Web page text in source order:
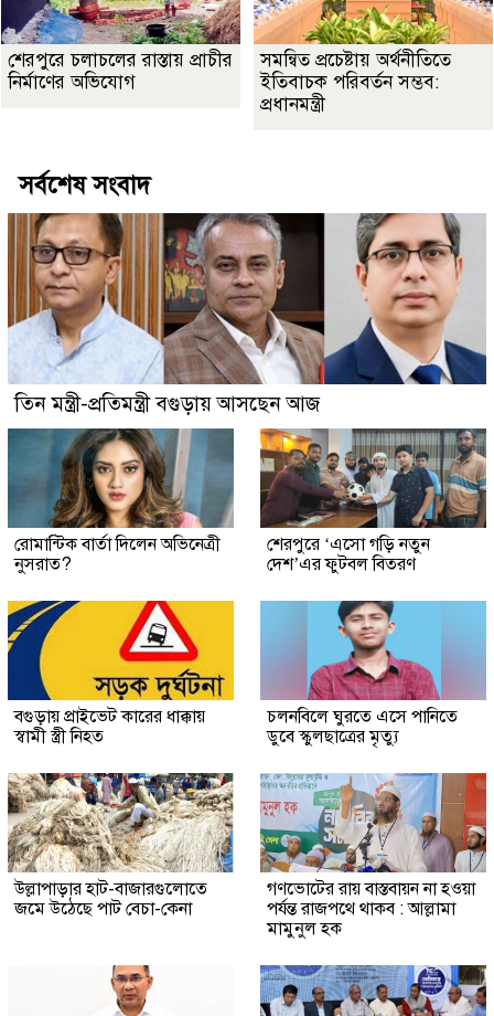
শেরপুরে চলাচলের রাস্তায় প্রাচীর
নির্মাণের অভিযোগ
সমন্বিত প্রচেষ্টায় অর্থনীতিতে
ইতিবাচক পরিবর্তন সম্ভব:
প্রধানমন্ত্রী
সর্বশেষ সংবাদ
তিন মন্ত্রী-প্রতিমন্ত্রী বগুড়ায় আসছেন আজ
রোমান্টিক বার্তা দিলেন অভিনেত্রী
নুসরাত?
শেরপুরে ‘এসো গড়ি নতুন
দেশ’এর ফুটবল বিতরণ
বগুড়ায় প্রাইভেট কারের ধাক্কায়
স্বামী স্ত্রী নিহত
চলনবিলে ঘুরতে এসে পানিতে
ডুবে স্কুলছাত্রের মৃত্যু
উল্লাপাড়ার হাট-বাজারগুলোতে
জমে উঠেছে পাট বেচা-কেনা
গণভোটের রায় বাস্তবায়ন না হওয়া
পর্যন্ত রাজপথে থাকব : আল্লামা
মামুনুল হক